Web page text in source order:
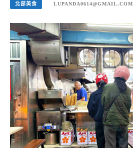
北部美食 LUPANDA0614@GMAIL.COM